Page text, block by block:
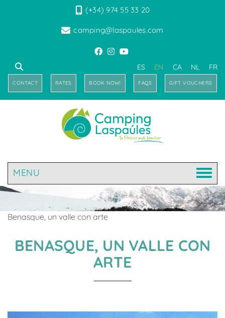
(+34) 974 55 33 20
camping@laspaules.com
ES EN CA NL FR
CONTACT RATES BOOK NOW! FAQS GIFT VOUCHERS
MENU
Benasque, un valle con arte
BENASQUE, UN VALLE CON
ARTE